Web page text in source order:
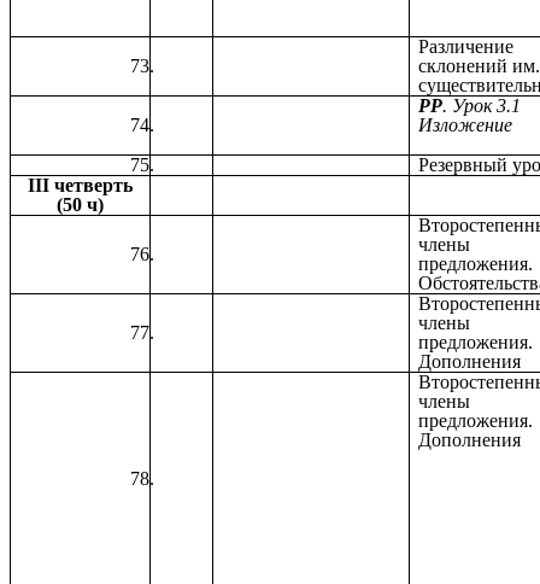
Различение
склонений им.
РР. Урок 3.1
Изложение
Резервный
III четверть
(50 ч)
члены
предложения.
члены
предложения.
Дополнения
члены
предложения.
Дополнения